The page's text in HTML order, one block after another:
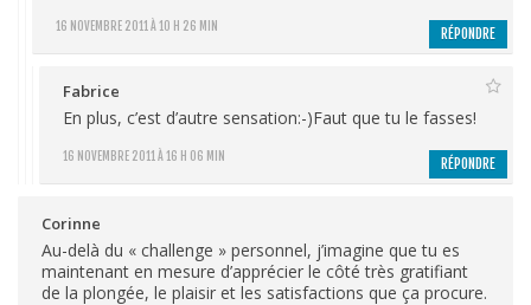
16 NOVEMBRE 2011 À 10 H 26 MIN RÉPONDRE
Fabrice
16 NOVEMBRE 2011 À 16 H 06 MIN
En plus, c’est d’autre sensation:-)Faut que tu le fasses!
RÉPONDRE
Corinne
Au-delà du « challenge » personnel, j’imagine que tu es
maintenant en mesure d’apprécier le côté très gratifiant
de la plongée, le plaisir et les satisfactions que ça procure.